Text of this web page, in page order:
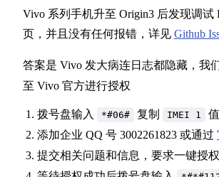
Vivo 系列手机升至 Origin3 后发现调试
页，并且没有任何报错，详见 Github
答案是 Vivo 发大病连日志都隐藏，我
至 Vivo 官方进行授权
拨号盘输入 *#06# 复制 IMEI 1
值
添加企业 QQ 号 3002261823 或通过
提交相关问题和信息，要求一键授